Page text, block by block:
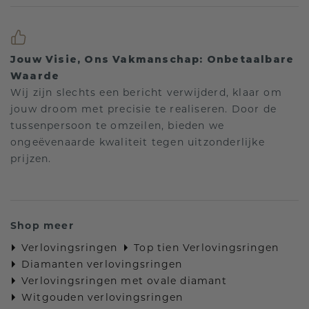
Jouw Visie, Ons Vakmanschap: Onbetaalbare
Waarde
Wij zijn slechts een bericht verwijderd, klaar om
jouw droom met precisie te realiseren. Door de
tussenpersoon te omzeilen, bieden we
ongeëvenaarde kwaliteit tegen uitzonderlijke
prijzen.
Shop meer
Verlovingsringen
Top tien Verlovingsringen
Diamanten verlovingsringen
Verlovingsringen met ovale diamant
Witgouden verlovingsringen